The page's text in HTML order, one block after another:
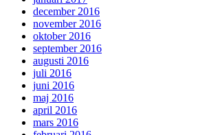
december 2016
november 2016
oktober 2016
september 2016
augusti 2016
juli 2016
juni 2016
maj 2016
april 2016
mars 2016